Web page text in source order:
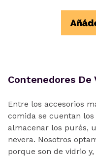
Contenedores
Entre los accesorios
comida se cuentan
almacenar los purés,
nevera. Nosotros
porque son de vidrio